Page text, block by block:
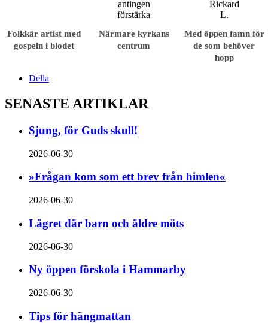
Folkkär artist med
gospeln i blodet
Närmare kyrkans
centrum
Med öppen famn för
de som behöver
hopp
Della
SENASTE ARTIKLAR
Sjung, för Guds skull!
2026-06-30
»Frågan kom som ett brev från himlen«
2026-06-30
Lägret där barn och äldre möts
2026-06-30
Ny öppen förskola i Hammarby
2026-06-30
Tips för hängmattan